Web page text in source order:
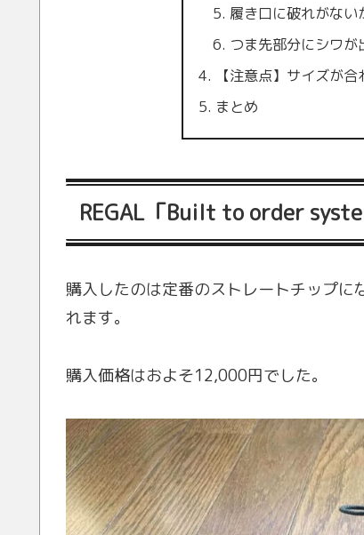
履き口に破れがない
つま先部分にシワが
【注意点】サイズが
まとめ
REGAL「Built to order
購入したのは定番のストレートチップに
れます。
購入価格はおよそ12,000円でした。